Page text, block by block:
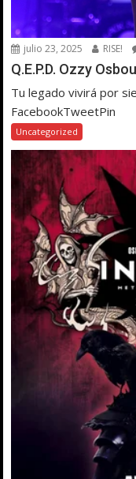
julio 23, 2025 RISE!
Q.E.P.D. Ozzy
Tu legado vivirá por
FacebookTweetPin
Uncategorized